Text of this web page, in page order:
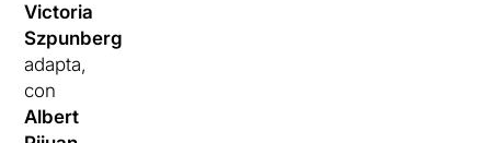
Victoria
Szpunberg
adapta,
con
Albert